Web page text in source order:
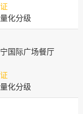
化分级
国际广场餐厅
化分级